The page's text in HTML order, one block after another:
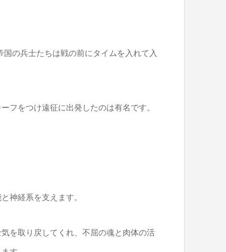
の兵士たちは戦の前にタイムを入れて入
フをつけ遠征に出発したのは有名です。
神経系を支えます。
を取り戻してくれ、不屈の魂と肉体の活